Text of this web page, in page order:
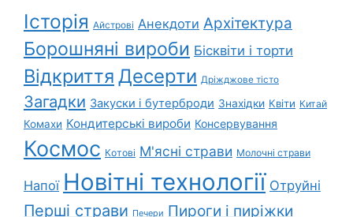
Історія Айстрові Анекдоти Архітектура
Борошняні вироби Бісквіти і торти
Відкриття Десерти Дріжджове тісто
Загадки Закуски і бутерброди Знахідки Квіти Китай
Комахи Кондитерські вироби Консервування
Космос Котові М'ясні страви Молочні страви
Напої Новітні технології Отруйні
Перші страви Печери Пироги і пиріжки